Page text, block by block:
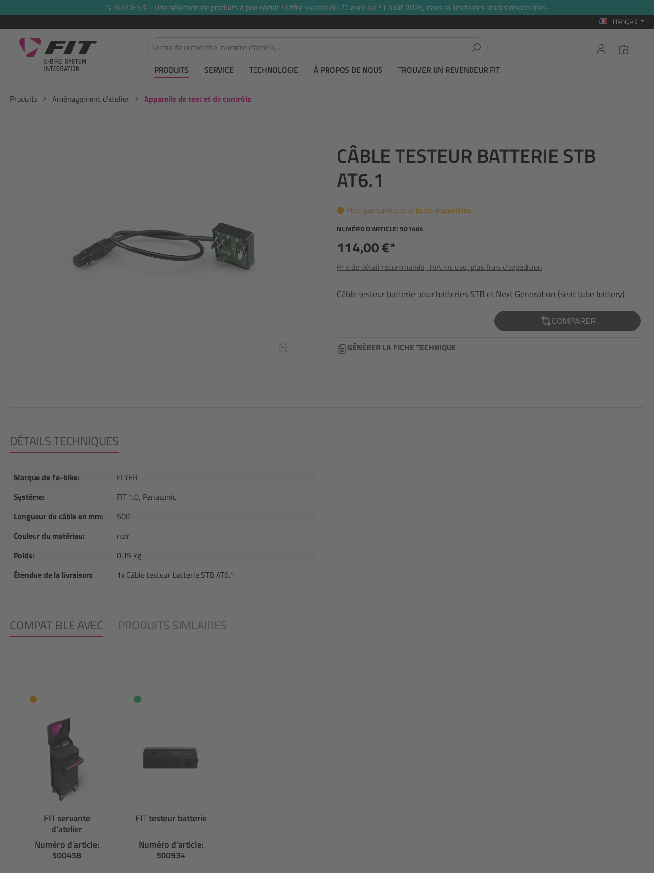
Passer à la navigation principale% SOLDES % - Une sélection de produits à prix réduit ! Offre valable du 20 avril au 31 août 2026, dans la limite des stocks disponibles.
FRANÇAIS
PRODUITS SERVICE TECHNOLOGIE À PROPOS DE NOUS TROUVER UN REVENDEUR FIT
Produits Aménagement d’atelier Appareils de test et de contrôle
CÂBLE TESTEUR BATTERIE STB
AT6.1
Plus que quelques articles disponibles
NUMÉRO D’ARTICLE: 501404
114,00 €*
Prix de détail recommandé, TVA incluse, plus frais d'expédition
Câble testeur batterie pour batteries STB et Next Generation (seat tube battery)
COMPARER
GÉNÉRER LA FICHE TECHNIQUE
DÉTAILS TECHNIQUES
Marque de l'e-bike:
FLYER
Système:
FIT 1.0, Panasonic
Longueur du câble en mm:
500
Couleur du matériau:
noir
Poids:
0.15 kg
Étendue de la livraison:
1x Câble testeur batterie STB AT6.1
COMPATIBLE AVEC PRODUITS SIMLAIRES
FIT servante
d'atelier
Numéro d’article:
500458
FIT testeur batterie
Numéro d’article:
500934